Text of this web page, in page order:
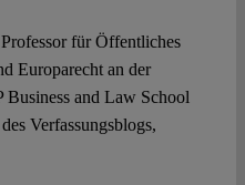
für Öffentliches
Europarecht an der
Business and Law School
Verfassungsblogs,